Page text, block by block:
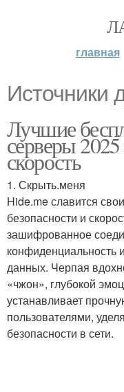
главная
Источники
Лучшие
серверы
скорость
1. Скрыть.меня
Hide.me славится
безопасности и
зашифрованное
конфиденциальность
данных. Черпая
«чжон», глубокой
устанавливает
пользователями,
безопасности в сети.